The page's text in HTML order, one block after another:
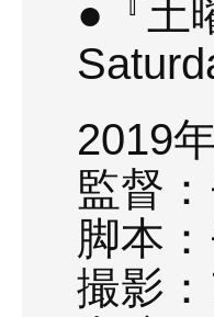
●『土
2019
監督
脚本
撮影